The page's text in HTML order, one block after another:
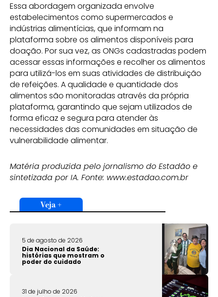
Essa abordagem organizada envolve
estabelecimentos como supermercados e
indústrias alimentícias, que informam na
plataforma sobre os alimentos disponíveis para
doação. Por sua vez, as ONGs cadastradas podem
acessar essas informações e recolher os alimentos
para utilizá-los em suas atividades de distribuição
de refeições. A qualidade e quantidade dos
alimentos são monitoradas através da própria
plataforma, garantindo que sejam utilizados de
forma eficaz e segura para atender às
necessidades das comunidades em situação de
vulnerabilidade alimentar.
Matéria produzida pelo jornalismo do Estadão e
sintetizada por IA. Fonte: www.estadao.com.br
Veja +
5 de agosto de 2026
Dia Nacional da Saúde:
histórias que mostram o
poder do cuidado
31 de julho de 2026